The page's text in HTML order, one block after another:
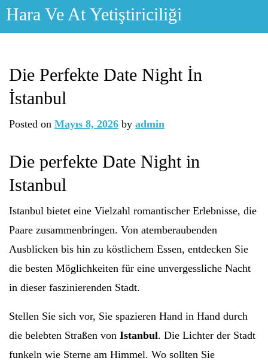
Skip
Hara Ve At Yetiştiriciliği
Die Perfekte Date Night İn
İstanbul
Posted on Mayıs 8, 2026 by admin
Die perfekte Date Night in
Istanbul
Istanbul bietet eine Vielzahl romantischer Erlebnisse, die
Paare zusammenbringen. Von atemberaubenden
Ausblicken bis hin zu köstlichem Essen, entdecken Sie
die besten Möglichkeiten für eine unvergessliche Nacht
in dieser faszinierenden Stadt.
Stellen Sie sich vor, Sie spazieren Hand in Hand durch
die belebten Straßen von Istanbul. Die Lichter der Stadt
funkeln wie Sterne am Himmel. Wo sollten Sie